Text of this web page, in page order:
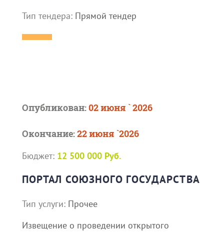
Тип тендера: Прямой тендер
Опубликован:02 июня ` 2026
Окончание:22 июня `2026
Бюджет: 12 500 000 Руб.
ПОРТАЛ СОЮЗНОГО ГОСУДАРСТВА
Тип услуги: Прочее
Извещение о проведении открытого